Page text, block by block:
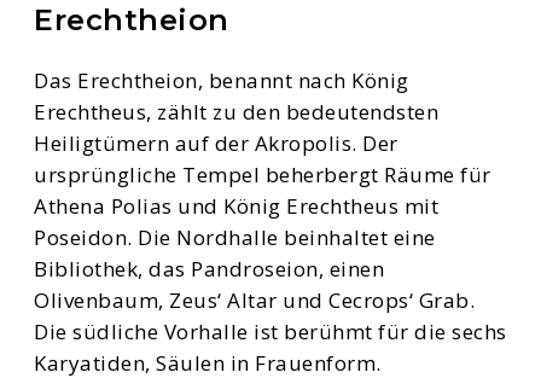
Erechtheion
Das Erechtheion, benannt nach König
Erechtheus, zählt zu den bedeutendsten
Heiligtümern auf der Akropolis. Der
ursprüngliche Tempel beherbergt Räume für
Athena Polias und König Erechtheus mit
Poseidon. Die Nordhalle beinhaltet eine
Bibliothek, das Pandroseion, einen
Olivenbaum, Zeus‘ Altar und Cecrops‘ Grab.
Die südliche Vorhalle ist berühmt für die sechs
Karyatiden, Säulen in Frauenform.